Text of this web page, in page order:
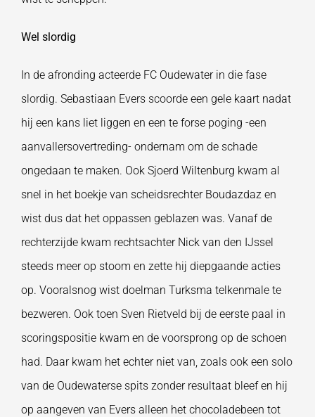
Wel slordig
In de afronding acteerde FC Oudewater in die fase
slordig. Sebastiaan Evers scoorde een gele kaart nadat
hij een kans liet liggen en een te forse poging -een
aanvallersovertreding- ondernam om de schade
ongedaan te maken. Ook Sjoerd Wiltenburg kwam al
snel in het boekje van scheidsrechter Boudazdaz en
wist dus dat het oppassen geblazen was. Vanaf de
rechterzijde kwam rechtsachter Nick van den IJssel
steeds meer op stoom en zette hij diepgaande acties
op. Vooralsnog wist doelman Turksma telkenmale te
bezweren. Ook toen Sven Rietveld bij de eerste paal in
scoringspositie kwam en de voorsprong op de schoen
had. Daar kwam het echter niet van, zoals ook een solo
van de Oudewaterse spits zonder resultaat bleef en hij
op aangeven van Evers alleen het chocoladebeen tot